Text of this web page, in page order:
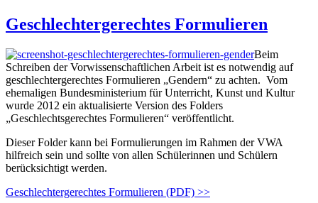
Geschlechtergerechtes Formulieren
Beim
Schreiben der Vorwissenschaftlichen Arbeit ist es notwendig auf
geschlechtergerechtes Formulieren „Gendern“ zu achten. Vom
ehemaligen Bundesministerium für Unterricht, Kunst und Kultur
wurde 2012 ein aktualisierte Version des Folders
„Geschlechtsgerechtes Formulieren“ veröffentlicht.
Dieser Folder kann bei Formulierungen im Rahmen der VWA
hilfreich sein und sollte von allen Schülerinnen und Schülern
berücksichtigt werden.
Geschlechtergerechtes Formulieren (PDF) >>